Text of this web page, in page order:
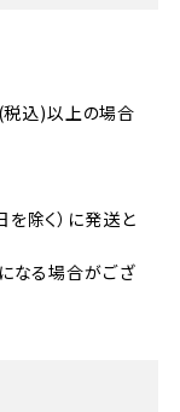
込)以上の場合
除く）に発送と
なる場合がござ